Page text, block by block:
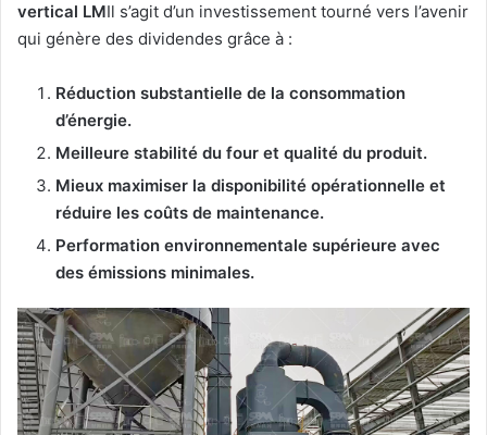
vertical LMIl s’agit d’un investissement tourné vers l’avenir
qui génère des dividendes grâce à :
Réduction substantielle de la consommation
d’énergie.
Meilleure stabilité du four et qualité du produit.
Mieux maximiser la disponibilité opérationnelle et
réduire les coûts de maintenance.
Performation environnementale supérieure avec
des émissions minimales.